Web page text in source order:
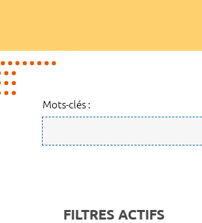
Mots-clés :
FILTRES ACTIFS